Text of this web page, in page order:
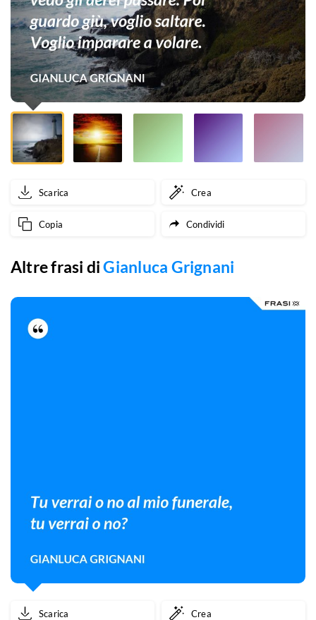
aerei
passare.
Poi
guardo
giù,
voglio
saltare.
Voglio
a
volare.
Scarica Crea
Copia Condividi
Altre frasi diGianluca Grignani
Scarica Crea